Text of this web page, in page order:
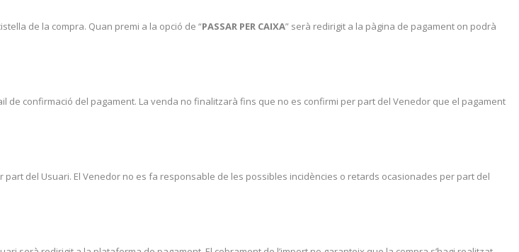
de la compra. Quan premi a la opció de “PASSAR PER CAIXA” serà redirigit a la pàgina de pagament on podrà
confirmació del pagament. La venda no finalitzarà fins que no es confirmi per part del Venedor que el pagament
del Usuari. El Venedor no es fa responsable de les possibles incidències o retards ocasionades per part del